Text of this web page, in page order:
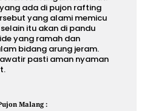
ada di pujon rafting
yang alami memicu
itu akan di pandu
yang ramah dan
bidang arung jeram.
pasti aman nyaman
Malang :